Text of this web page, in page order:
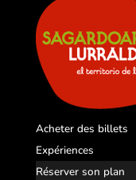
Acheter des billets
Expériences
Réserver son plan